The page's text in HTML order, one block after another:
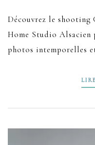
Découvrez le shooting
Home Studio Alsacien
photos intemporelles